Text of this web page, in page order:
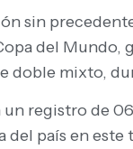
sin
del Mundo,
doble mixto,
registro de
del país en